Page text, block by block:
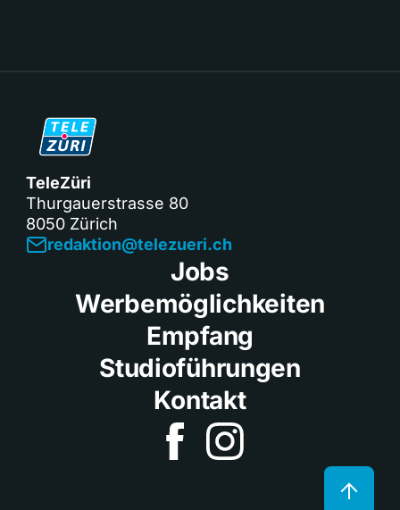
TeleZüri
Thurgauerstrasse 80
8050 Zürich
redaktion@telezueri.ch
Jobs
Werbemöglichkeiten
Empfang
Studioführungen
Kontakt